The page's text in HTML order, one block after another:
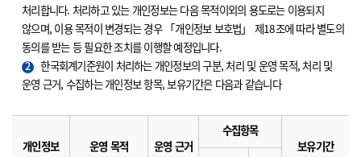
처리합니다. 처리하고 있는 개인정보는 다음 목적이외의 용도로는 이용되지
않으며, 이용 목적이 변경되는 경우 「개인정보 보호법」 제18조에 따라 별도의
동의를 받는 등 필요한 조치를 이행할 예정입니다.
2
한국회계기준원이 처리하는 개인정보의 구분, 처리 및 운영 목적, 처리 및
운영 근거, 수집하는 개인정보 항목, 보유기간은 다음과 같습니다
개인정보 운영 목적 운영 근거
수집항목
보유기간